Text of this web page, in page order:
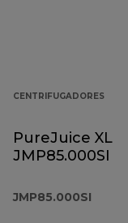
CENTRIFUGADORES
PureJuice XL
JMP85.000SI
JMP85.000SI